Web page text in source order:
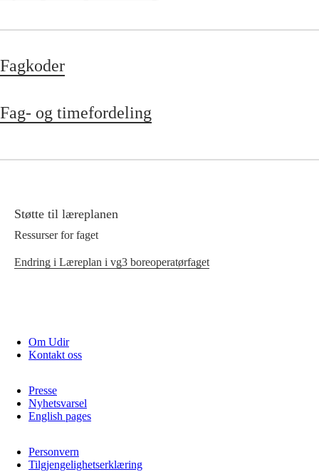
Fagkoder
Fag- og timefordeling
Støtte til læreplanen
Ressurser for faget
Endring i Læreplan i vg3 boreoperatørfaget
Om Udir
Kontakt oss
Presse
Nyhetsvarsel
English pages
Personvern
Tilgjengelighetserklæring